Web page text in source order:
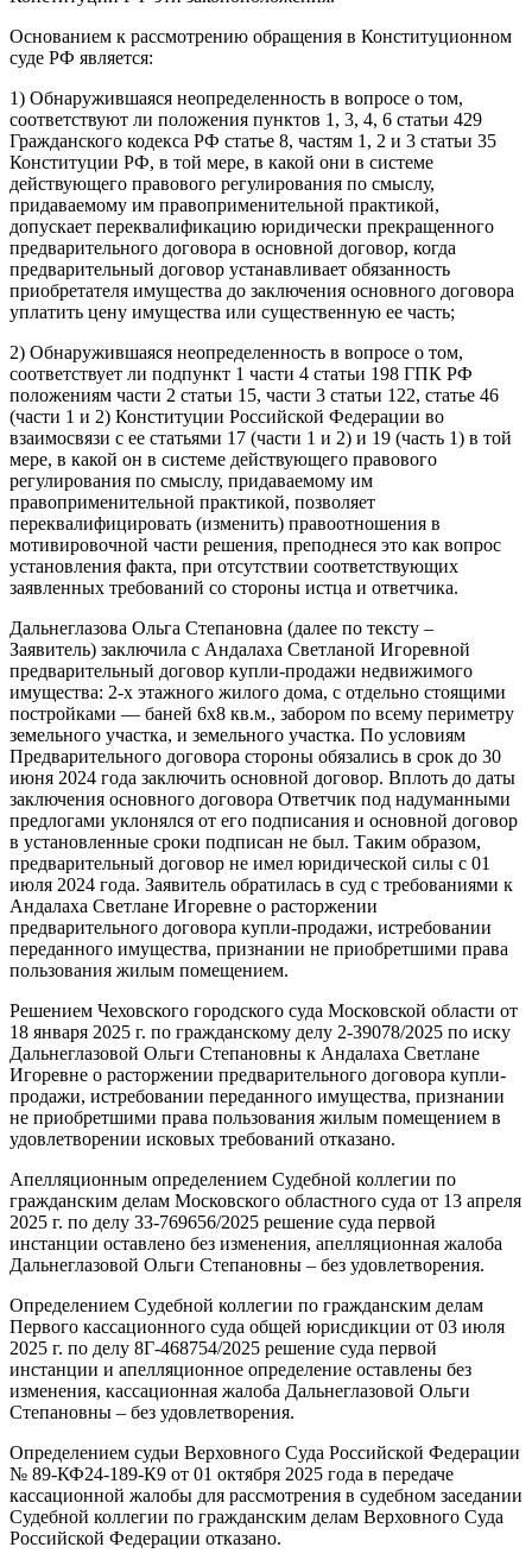
Основанием к рассмотрению обращения в Конституционном
суде РФ является:
1) Обнаружившаяся неопределенность в вопросе о том,
соответствуют ли положения пунктов 1, 3, 4, 6 статьи 429
Гражданского кодекса РФ статье 8, частям 1, 2 и 3 статьи 35
Конституции РФ, в той мере, в какой они в системе
действующего правового регулирования по смыслу,
придаваемому им правоприменительной практикой,
допускает переквалификацию юридически прекращенного
предварительного договора в основной договор, когда
предварительный договор устанавливает обязанность
приобретателя имущества до заключения основного договора
уплатить цену имущества или существенную ее часть;
2) Обнаружившаяся неопределенность в вопросе о том,
соответствует ли подпункт 1 части 4 статьи 198 ГПК РФ
положениям части 2 статьи 15, части 3 статьи 122, статье 46
(части 1 и 2) Конституции Российской Федерации во
взаимосвязи с ее статьями 17 (части 1 и 2) и 19 (часть 1) в той
мере, в какой он в системе действующего правового
регулирования по смыслу, придаваемому им
правоприменительной практикой, позволяет
переквалифицировать (изменить) правоотношения в
мотивировочной части решения, преподнеся это как вопрос
установления факта, при отсутствии соответствующих
заявленных требований со стороны истца и ответчика.
Дальнеглазова Ольга Степановна (далее по тексту –
Заявитель) заключила с Андалаха Светланой Игоревной
предварительный договор купли-продажи недвижимого
имущества: 2-х этажного жилого дома, с отдельно стоящими
постройками — баней 6х8 кв.м., забором по всему периметру
земельного участка, и земельного участка. По условиям
Предварительного договора стороны обязались в срок до 30
июня 2024 года заключить основной договор. Вплоть до даты
заключения основного договора Ответчик под надуманными
предлогами уклонялся от его подписания и основной договор
в установленные сроки подписан не был. Таким образом,
предварительный договор не имел юридической силы с 01
июля 2024 года. Заявитель обратилась в суд с требованиями к
Андалаха Светлане Игоревне о расторжении
предварительного договора купли-продажи, истребовании
переданного имущества, признании не приобретшими права
пользования жилым помещением.
Решением Чеховского городского суда Московской области от
18 января 2025 г. по гражданскому делу 2-39078/2025 по иску
Дальнеглазовой Ольги Степановны к Андалаха Светлане
Игоревне о расторжении предварительного договора купли-
продажи, истребовании переданного имущества, признании
не приобретшими права пользования жилым помещением в
удовлетворении исковых требований отказано.
Апелляционным определением Судебной коллегии по
гражданским делам Московского областного суда от 13 апреля
2025 г. по делу 33-769656/2025 решение суда первой
инстанции оставлено без изменения, апелляционная жалоба
Дальнеглазовой Ольги Степановны – без удовлетворения.
Определением Судебной коллегии по гражданским делам
Первого кассационного суда общей юрисдикции от 03 июля
2025 г. по делу 8Г-468754/2025 решение суда первой
инстанции и апелляционное определение оставлены без
изменения, кассационная жалоба Дальнеглазовой Ольги
Степановны – без удовлетворения.
Определением судьи Верховного Суда Российской Федерации
№ 89-КФ24-189-К9 от 01 октября 2025 года в передаче
кассационной жалобы для рассмотрения в судебном заседании
Судебной коллегии по гражданским делам Верховного Суда
Российской Федерации отказано.